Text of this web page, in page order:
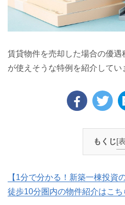
賃貸物件を売却した場合の優
が使えそうな特例を紹介してい
もくじ[
【1分で分かる！新築一棟投資
徒歩10分圏内の物件紹介はこち